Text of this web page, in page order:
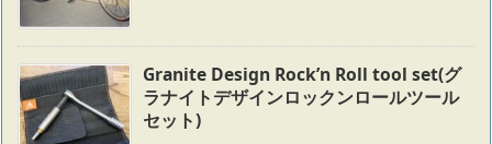
Granite Design Rock’n Roll tool set(グ
ラナイトデザインロックンロールツール
セット)